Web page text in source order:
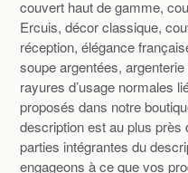
couvert haut de gamme,
Ercuis, décor classique,
réception, élégance
soupe argentées,
rayures d’usage normales
proposés dans notre
description est au plus près
parties intégrantes du
engageons à ce que vos